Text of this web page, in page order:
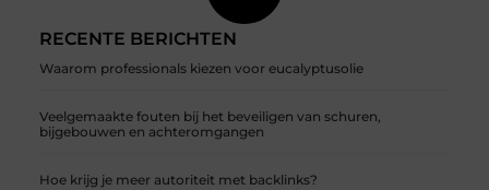
RECENTE BERICHTEN
Waarom professionals kiezen voor eucalyptusolie
Veelgemaakte fouten bij het beveiligen van schuren,
bijgebouwen en achteromgangen
Hoe krijg je meer autoriteit met backlinks?